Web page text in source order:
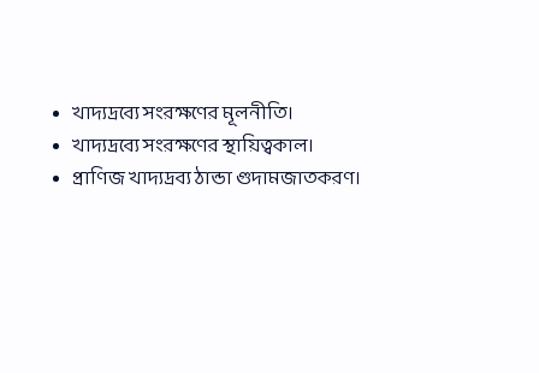
খাদ্যদ্রব্যে সংরক্ষণের মূলনীতি।
খাদ্যদ্রব্যে সংরক্ষণের স্থায়িত্বকাল।
প্রাণিজ খাদ্যদ্রব্য ঠান্ডা গুদামজাতকরণ।